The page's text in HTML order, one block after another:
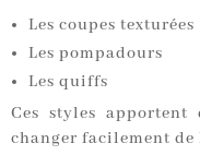
Les coupes texturées
Les pompadours
Les quiffs
Ces styles apportent
changer facilement de